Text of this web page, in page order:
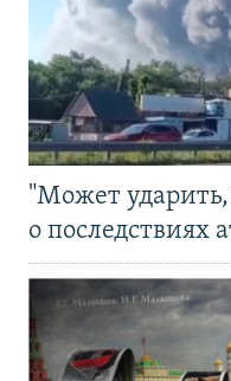
"Может
о последствиях